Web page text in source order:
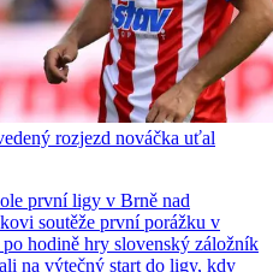
rozjezd nováčka uťal
první ligy v Brně nad
soutěže první porážku v
hodině hry slovenský záložník
na výtečný start do ligy, kdy